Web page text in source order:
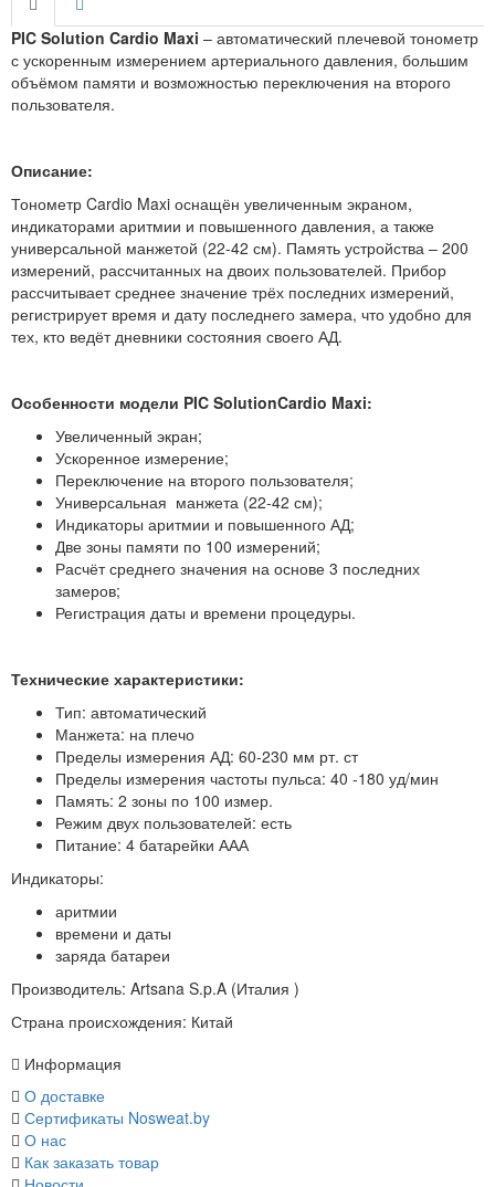
PIC Solution Cardio Maxi – автоматический плечевой тонометр
с ускоренным измерением артериального давления, большим
объёмом памяти и возможностью переключения на второго
пользователя.
Описание:
Тонометр Cardio Maxi оснащён увеличенным экраном,
индикаторами аритмии и повышенного давления, а также
универсальной манжетой (22-42 см). Память устройства – 200
измерений, рассчитанных на двоих пользователей. Прибор
рассчитывает среднее значение трёх последних измерений,
регистрирует время и дату последнего замера, что удобно для
тех, кто ведёт дневники состояния своего АД.
Особенности модели PIC SolutionCardio Maxi:
Увеличенный экран;
Ускоренное измерение;
Переключение на второго пользователя;
Универсальная манжета (22-42 см);
Индикаторы аритмии и повышенного АД;
Две зоны памяти по 100 измерений;
Расчёт среднего значения на основе 3 последних
замеров;
Регистрация даты и времени процедуры.
Технические характеристики:
Тип: автоматический
Манжета: на плечо
Пределы измерения АД: 60-230 мм рт. ст
Пределы измерения частоты пульса: 40 -180 уд/мин
Память: 2 зоны по 100 измер.
Режим двух пользователей: есть
Питание: 4 батарейки ААА
Индикаторы:
аритмии
времени и даты
заряда батареи
Производитель: Artsana S.p.A (Италия )
Страна происхождения: Китай
Информация
О доставке
Сертификаты Nosweat.by
О нас
Как заказать товар